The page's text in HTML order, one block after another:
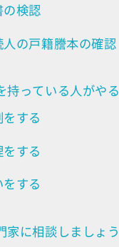
検認
の戸籍謄本の確認
持っている人がや
する
する
する
家に相談しましょう